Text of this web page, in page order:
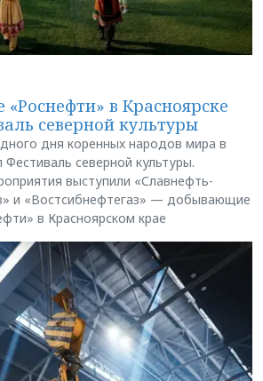
в Красноярске
северной культуры
дня коренных народов мира в
северной культуры.
выступили «Славнефть-
и «Востсибнефтегаз» — добывающие
в Красноярском крае